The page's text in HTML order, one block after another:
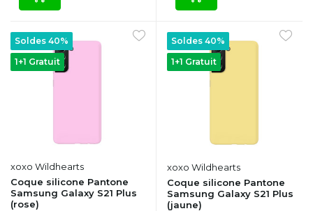
1+1 Gratuit
Soldes 40%
xoxo Wildhearts
Coque silicone Pantone
Samsung Galaxy S21 Plus
(rose)
1+1 Gratuit
Soldes 40%
xoxo Wildhearts
Coque silicone Pantone
Samsung Galaxy S21 Plus
(jaune)